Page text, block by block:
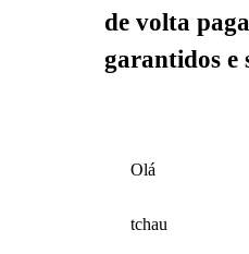
de volta
garantidos e
Olá
tchau